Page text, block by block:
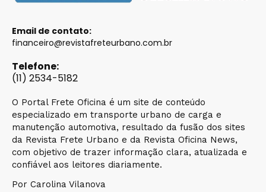
Email de contato:
financeiro@revistafreteurbano.com.br
Telefone:
(11) 2534-5182
O Portal Frete Oficina é um site de conteúdo
especializado em transporte urbano de carga e
manutenção automotiva, resultado da fusão dos sites
da Revista Frete Urbano e da Revista Oficina News,
com objetivo de trazer informação clara, atualizada e
confiável aos leitores diariamente.
Por Carolina Vilanova